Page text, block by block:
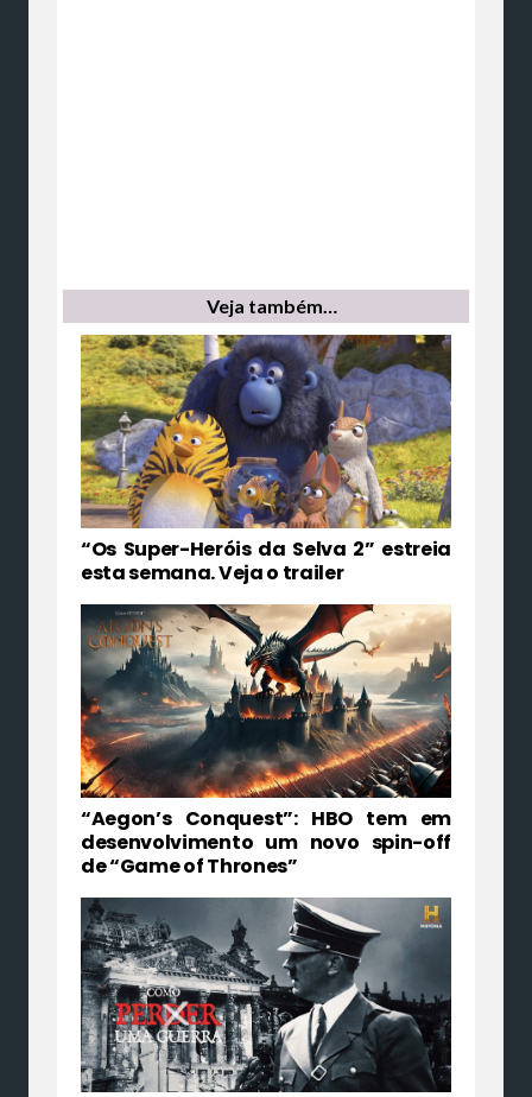
Veja também…
“Os Super-Heróis da Selva 2” estreia
esta semana. Veja o trailer
“Aegon’s Conquest”: HBO tem em
desenvolvimento um novo spin-off
de “Game of Thrones”